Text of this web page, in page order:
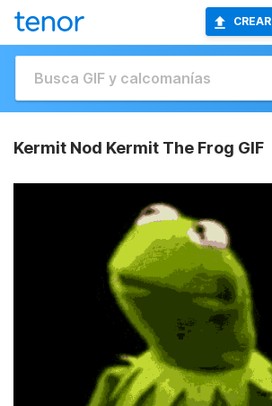
CREAR
Kermit Nod Kermit The Frog GIF